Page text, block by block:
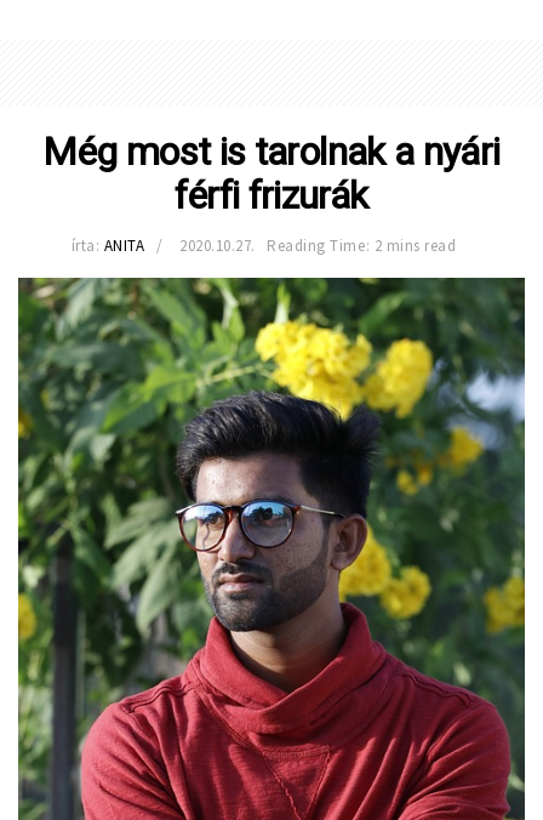
Még most is tarolnak a nyári
férfi frizurák
írta: ANITA 2020.10.27. Reading Time: 2 mins read